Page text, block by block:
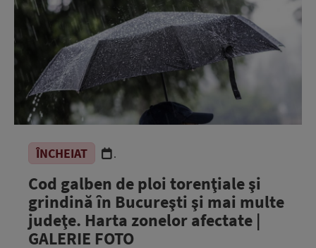
ÎNCHEIAT .
Cod galben de ploi torenţiale şi
grindină în Bucureşti şi mai multe
judeţe. Harta zonelor afectate |
GALERIE FOTO